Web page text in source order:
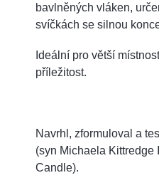
bavlněných vláken,
svíčkách se silnou
Ideální pro větší
příležitost.
Navrhl, zformuloval a
(syn Michaela Kittredge
Candle).